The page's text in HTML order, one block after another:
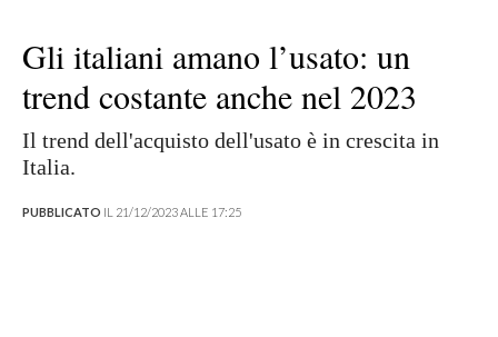
Gli italiani amano l’usato: un
trend costante anche nel 2023
Il trend dell'acquisto dell'usato è in crescita in
Italia.
PUBBLICATO IL 21/12/2023 ALLE 17:25